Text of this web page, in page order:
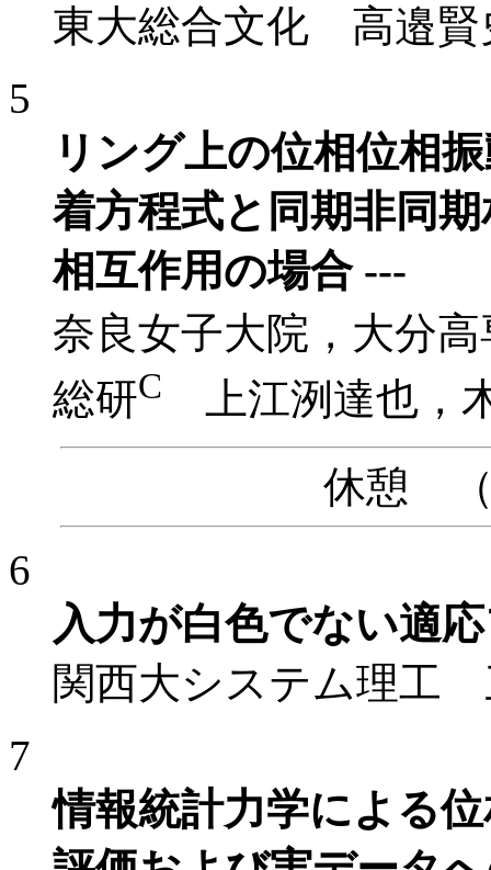
東大総合文化 高邉賢
5
リング上の位相位相
着方程式と同期非同
相互作用の場合 ---
奈良女子大院，大分高
総研C
上江洌達也，
休憩 （
6
入力が白色でない適
関西大システム理工
7
情報統計力学による